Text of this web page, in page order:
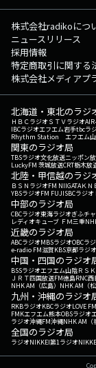
株式会社radikoにつ
ニュースリリース
採用情報
特定商取引に関する
株式会社メディアプ
北海道・東北のラジ
ＨＢＣラジオＳＴＶラジオ
IBCラジオエフエム岩手tbcラ
Rhythm Station エフエム山
関東のラジオ局
TBSラジオ文化放送ニッポン
LuckyFM 茨城放送CRT栃木放
北陸・甲信越のラジ
ＢＳＮラジオFM NIIGATAＫＮ
YBSラジオFM FUJISBCラジオ
中部のラジオ局
CBCラジオ東海ラジオぎふチ
レディオキューブ ＦＭ三重
近畿のラジオ局
ABCラジオMBSラジオOBCラ
e-radio FM滋賀KBS京都ラジオ
中国・四国のラジオ
BSSラジオエフエム山陰ＲＳ
ＪＲＴ四国放送FM徳島RNC
NHK AM（広島） NHK AM（松
九州・沖縄のラジオ
RKBラジオKBCラジオLOVE FM
FMKエフエム熊本OBSラジオ
ラジオ沖縄FM沖縄NHK AM（
全国のラジオ局
ラジオNIKKEI第1ラジオ